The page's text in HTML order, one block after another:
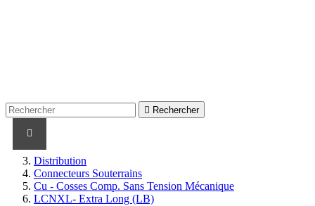
 Rechercher
Distribution
Connecteurs Souterrains
Cu - Cosses Comp. Sans Tension Mécanique
LCNXL- Extra Long (LB)